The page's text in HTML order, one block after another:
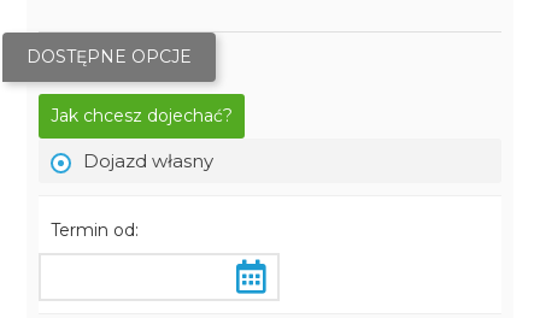
DOSTĘPNE OPCJE
Jak chcesz dojechać?
Dojazd własny
Termin od: